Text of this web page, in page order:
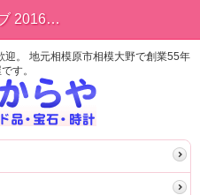
アーカイブ 2016年03月 | ブログ
。 地元相模原市相模大野で創業55年
す。